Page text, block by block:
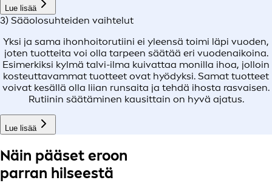
Lue lisää
3) Sääolosuhteiden vaihtelut
Yksi ja sama ihonhoitorutiini ei yleensä toimi läpi vuoden,
joten tuotteita voi olla tarpeen säätää eri vuodenaikoina.
Esimerkiksi kylmä talvi-ilma kuivattaa monilla ihoa, jolloin
kosteuttavammat tuotteet ovat hyödyksi. Samat tuotteet
voivat kesällä olla liian runsaita ja tehdä ihosta rasvaisen.
Rutiinin säätäminen kausittain on hyvä ajatus.
Lue lisää
Näin pääset eroon
parran hilseestä